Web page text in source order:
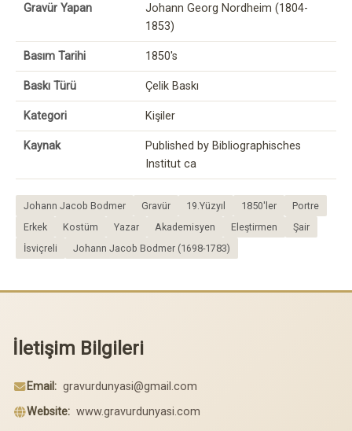
Gravür Yapan
Johann Georg Nordheim (1804-
1853)
Basım Tarihi 1850's
Baskı Türü Çelik Baskı
Kategori Kişiler
Kaynak
Published by Bibliographisches
Institut ca
Johann Jacob Bodmer Gravür 19.Yüzyıl 1850'ler
Portre
Erkek
Kostüm Yazar Akademisyen Eleştirmen
Şair
İsviçreli
Johann Jacob Bodmer (1698-1783)
İletişim Bilgileri
Email: gravurdunyasi@gmail.com
Website: www.gravurdunyasi.com